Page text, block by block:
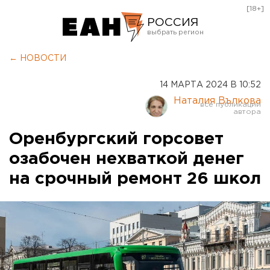
РОССИЯ
Курган
Оренбург
[18+]
← НОВОСТИ
14 МАРТА 2024 В 10:52
Наталия Вълкова
Оренбургский горсовет
озабочен нехваткой денег
на срочный ремонт 26 школ